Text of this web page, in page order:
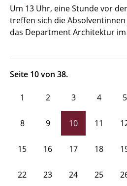
Um 13 Uhr, eine Stunde vor
treffen sich die
das Department Architektur
Seite 10 von 38.
1 2 3 4 5
8 9 10 11
15 16 17 18
22 23 24 25